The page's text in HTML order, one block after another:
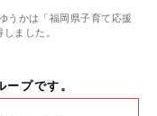
うかは「福岡県子育て応援
ました。
プです。